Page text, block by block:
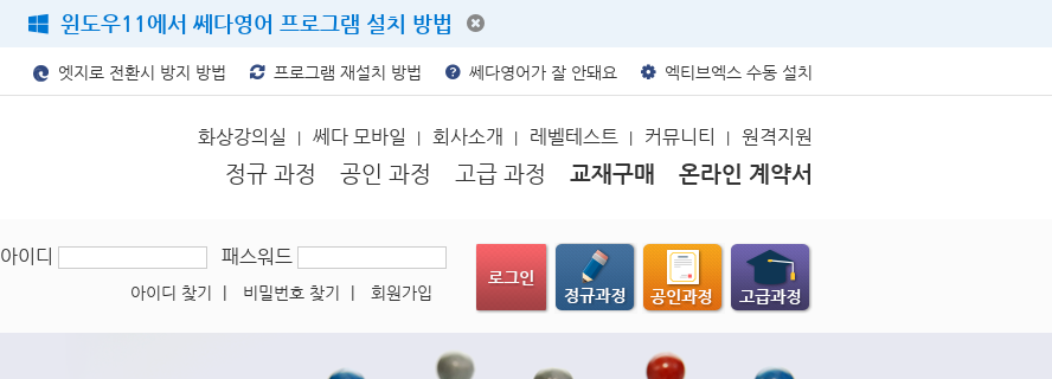
윈도우11에서 쎄다영어 프로그램 설치 방법
엣지로 전환시 방지 방법 프로그램 재설치 방법 쎄다영어가 잘 안돼요 엑티브엑스 수동 설치
화상강의실 쎄다 모바일 회사소개 레벨테스트 커뮤니티 원격지원
정규 과정 공인 과정 고급 과정 교재구매 온라인 계약서
아이디 패스워드
아이디 찾기 비밀번호 찾기 회원가입